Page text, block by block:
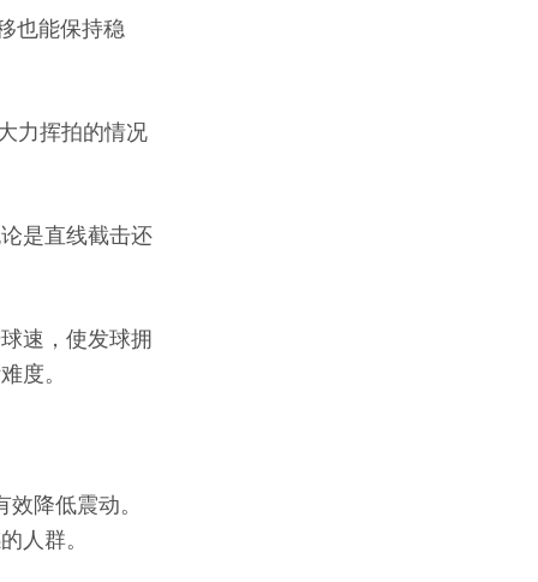
也能保持稳
力挥拍的情况
是直线截击还
速，使发球拥
度。
降低震动。
人群。